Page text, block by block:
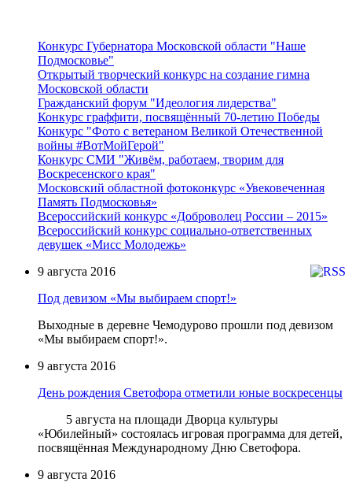
Конкурс Губернатора Московской области "Наше
Подмосковье"
Открытый творческий конкурс на создание гимна
Московской области
Гражданский форум "Идеология лидерства"
Конкурс граффити, посвящённый 70-летию Победы
Конкурс "Фото с ветераном Великой Отечественной
войны #ВотМойГерой"
Конкурс СМИ "Живём, работаем, творим для
Воскресенского края"
Московский областной фотоконкурс «Увековеченная
Память Подмосковья»
Всероссийский конкурс «Доброволец России – 2015»
Всероссийский конкурс социально-ответственных
девушек «Мисс Молодежь»
9 августа 2016
Под девизом «Мы выбираем спорт!»
Выходные в деревне Чемодурово прошли под девизом
«Мы выбираем спорт!».
9 августа 2016
День рождения Светофора отметили юные воскресенцы
5 августа на площади Дворца культуры
«Юбилейный» состоялась игровая программа для детей,
посвящённая Международному Дню Светофора.
9 августа 2016